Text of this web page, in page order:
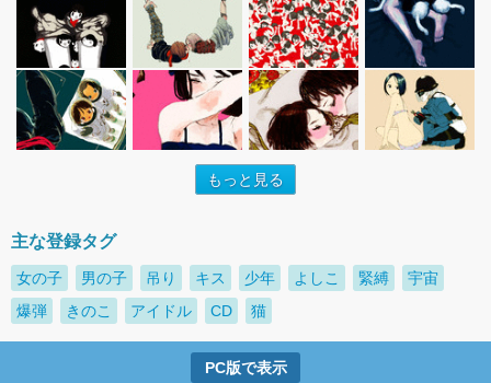
もっと見る
主な登録タグ
女の子 男の子 吊り キス 少年 よしこ 緊縛
宇宙
爆弾
きのこ アイドル CD 猫
PC版で表示